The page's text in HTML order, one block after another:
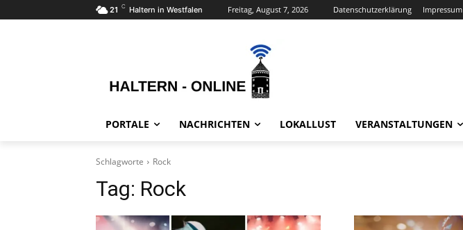
21 C Haltern in Westfalen Freitag, August 7, 2026 Datenschutzerklärung Impressum
PORTALE NACHRICHTEN LOKALLUST VERANSTALTUNGEN
Schlagworte Rock
Tag: Rock